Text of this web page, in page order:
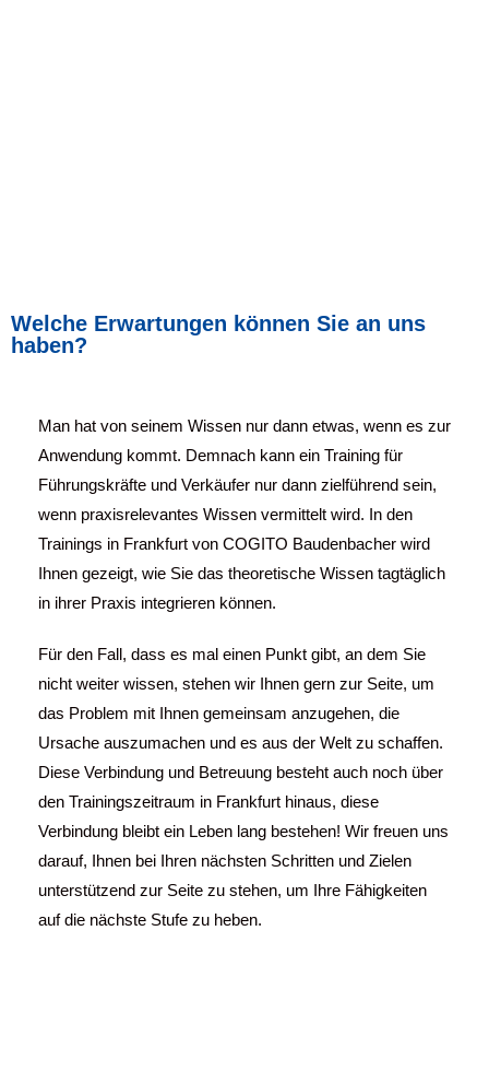
Welche Erwartungen können Sie an uns
haben?
Man hat von seinem Wissen nur dann etwas, wenn es zur
Anwendung kommt. Demnach kann ein Training für
Führungskräfte und Verkäufer nur dann zielführend sein,
wenn praxisrelevantes Wissen vermittelt wird. In den
Trainings in Frankfurt von COGITO Baudenbacher wird
Ihnen gezeigt, wie Sie das theoretische Wissen tagtäglich
in ihrer Praxis integrieren können.
Für den Fall, dass es mal einen Punkt gibt, an dem Sie
nicht weiter wissen, stehen wir Ihnen gern zur Seite, um
das Problem mit Ihnen gemeinsam anzugehen, die
Ursache auszumachen und es aus der Welt zu schaffen.
Diese Verbindung und Betreuung besteht auch noch über
den Trainingszeitraum in Frankfurt hinaus, diese
Verbindung bleibt ein Leben lang bestehen! Wir freuen uns
darauf, Ihnen bei Ihren nächsten Schritten und Zielen
unterstützend zur Seite zu stehen, um Ihre Fähigkeiten
auf die nächste Stufe zu heben.